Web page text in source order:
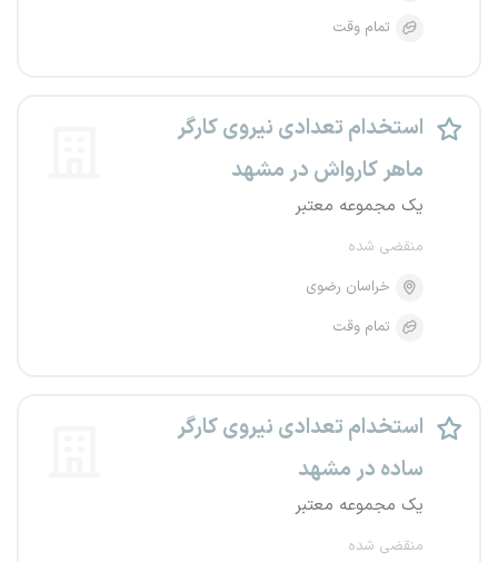
تمام وقت
استخدام تعدادی نیروی کارگر
ماهر کارواش در مشهد
یک مجموعه معتبر
منقضی شده
خراسان رضوی
تمام وقت
استخدام تعدادی نیروی کارگر
ساده در مشهد
یک مجموعه معتبر
منقضی شده